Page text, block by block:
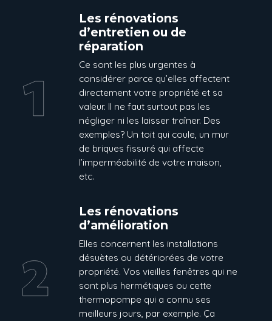
Les rénovations
d’entretien ou de
réparation
Ce sont les plus urgentes à
considérer parce qu’elles affectent
directement votre propriété et sa
valeur. Il ne faut surtout pas les
négliger ni les laisser traîner. Des
exemples? Un toit qui coule, un mur
de briques fissuré qui affecte
l’imperméabilité de votre maison,
etc.
Les rénovations
d’amélioration
Elles concernent les installations
désuètes ou détériorées de votre
propriété. Vos vieilles fenêtres qui ne
sont plus hermétiques ou cette
thermopompe qui a connu ses
meilleurs jours, par exemple. Ça